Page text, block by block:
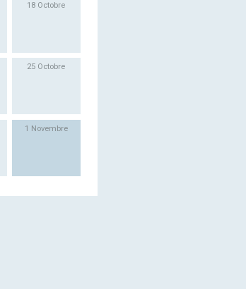
18 Octobre
25 Octobre
1 Novembre